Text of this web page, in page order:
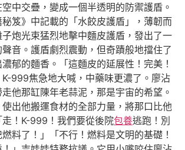
中交疊，變成一個半透明的防禦護盾。
笈》中記載的「水餃皮護盾」，薄韌而
炮光束猛烈地擊中麵皮護盾，發出了一
音。護盾劇烈震動，但奇蹟般地擋住了
郁的麵香。「這麵皮的延展性！完美！
999焦急地大喊，中藥味更濃了。廖沾
他那缸陳年老蒜泥，那是宇宙的希望。
出他搬運食材的全部力量，將那口比他
！K-999！我們要從後院包養逃跑！別
料了！」「不行！燃料是文明的基礎！